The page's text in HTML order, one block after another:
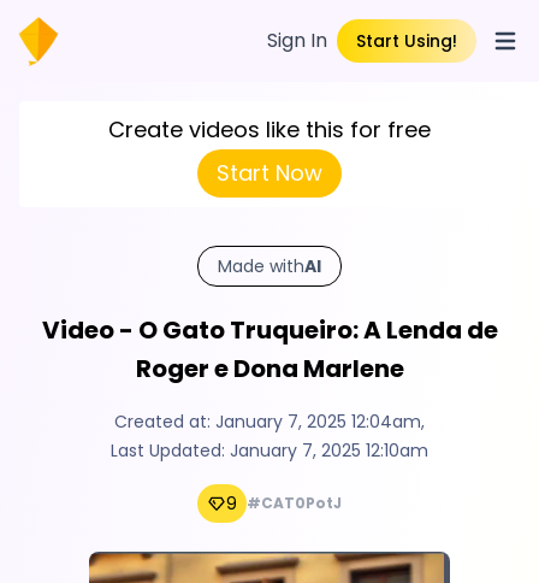
Sign In Start Using!
Create videos like this for free
Start Now
Made withAI
Video - O Gato Truqueiro: A Lenda de
Roger e Dona Marlene
Created at: January 7, 2025 12:04am,
Last Updated: January 7, 2025 12:10am
9 #CAT0PotJ